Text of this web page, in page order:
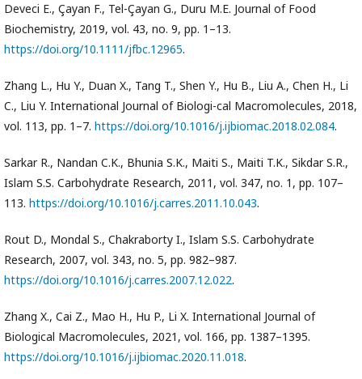
Deveci E., Çayan F., Tel-Çayan G., Duru M.E. Journal of Food
Biochemistry, 2019, vol. 43, no. 9, pp. 1–13.
https://doi.org/10.1111/jfbc.12965.
Zhang L., Hu Y., Duan X., Tang T., Shen Y., Hu B., Liu A., Chen H., Li
C., Liu Y. International Journal of Biologi-cal Macromolecules, 2018,
vol. 113, pp. 1–7. https://doi.org/10.1016/j.ijbiomac.2018.02.084.
Sarkar R., Nandan C.K., Bhunia S.K., Maiti S., Maiti T.K., Sikdar S.R.,
Islam S.S. Carbohydrate Research, 2011, vol. 347, no. 1, pp. 107–
113. https://doi.org/10.1016/j.carres.2011.10.043.
Rout D., Mondal S., Chakraborty I., Islam S.S. Carbohydrate
Research, 2007, vol. 343, no. 5, pp. 982–987.
https://doi.org/10.1016/j.carres.2007.12.022.
Zhang X., Cai Z., Mao H., Hu P., Li X. International Journal of
Biological Macromolecules, 2021, vol. 166, pp. 1387–1395.
https://doi.org/10.1016/j.ijbiomac.2020.11.018.